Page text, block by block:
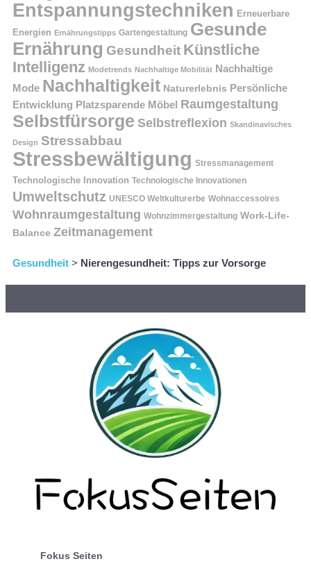
Entspannungstechniken Erneuerbare
Energien Ernährungstipps Gartengestaltung Gesunde
Ernährung Gesundheit Künstliche
Intelligenz Modetrends Nachhaltige Mobilität Nachhaltige
Mode Nachhaltigkeit Naturerlebnis Persönliche
Entwicklung Platzsparende Möbel Raumgestaltung
Selbstfürsorge Selbstreflexion Skandinavisches
Design Stressabbau
Stressbewältigung Stressmanagement
Technologische Innovation Technologische Innovationen
Umweltschutz UNESCO Weltkulturerbe Wohnaccessoires
Wohnraumgestaltung Wohnzimmergestaltung Work-Life-
Balance Zeitmanagement
Gesundheit > Nierengesundheit: Tipps zur Vorsorge
Fokus Seiten